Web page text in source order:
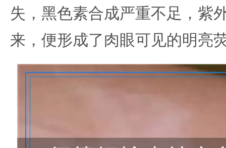
失，黑色素合成严重不足，紫
来，便形成了肉眼可见的明亮